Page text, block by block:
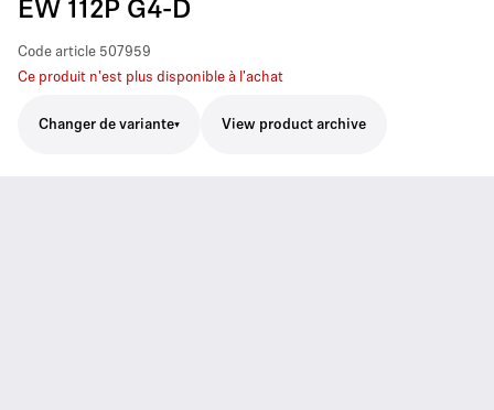
EW 112P G4-D
Code article 507959
Ce produit n'est plus disponible à l'achat
Changer de variante View product archive